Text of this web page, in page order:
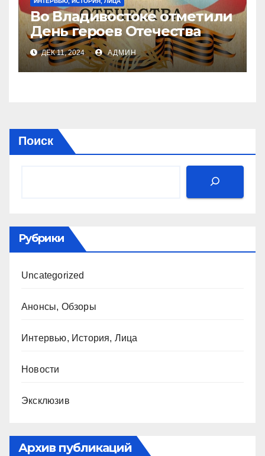
Во Владивостоке отметили
День героев Отечества
ДЕК 11, 2024 АДМИН
Поиск
Рубрики
Uncategorized
Анонсы, Обзоры
Интервью, История, Лица
Новости
Эксклюзив
Архив публикаций